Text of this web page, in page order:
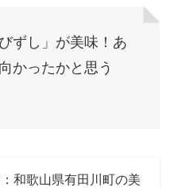
ずし」が美味！あ
かったかと思う
和歌山県有田川町の美